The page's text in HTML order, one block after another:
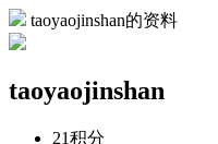
taoyaojinshan的资料
taoyaojinshan
21积分